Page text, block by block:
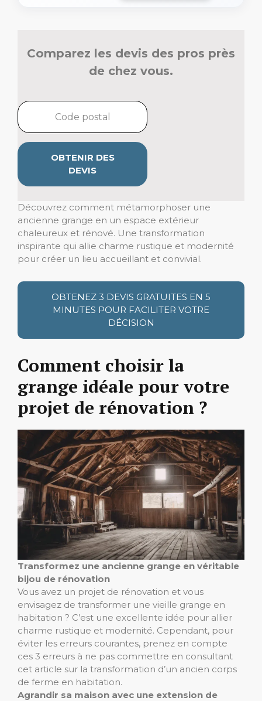
Comparez les devis des pros près
de chez vous.
OBTENIR DES
DEVIS
Découvrez comment métamorphoser une
ancienne grange en un espace extérieur
chaleureux et rénové. Une transformation
inspirante qui allie charme rustique et modernité
pour créer un lieu accueillant et convivial.
OBTENEZ 3 DEVIS GRATUITES EN 5
MINUTES POUR FACILITER VOTRE
DÉCISION
Comment choisir la
grange idéale pour votre
projet de rénovation ?
Transformez une ancienne grange en véritable
bijou de rénovation
Vous avez un projet de rénovation et vous
envisagez de transformer une vieille grange en
habitation ? C’est une excellente idée pour allier
charme rustique et modernité. Cependant, pour
éviter les erreurs courantes, prenez en compte
ces 3 erreurs à ne pas commettre en consultant
cet article sur la transformation d’un ancien corps
de ferme en habitation.
Agrandir sa maison avec une extension de